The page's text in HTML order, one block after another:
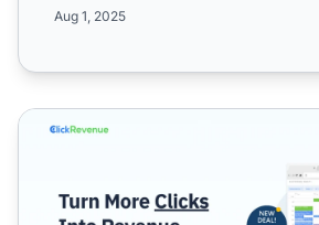
Aug 1, 2025
Programme d'affiliation ClickRevenue